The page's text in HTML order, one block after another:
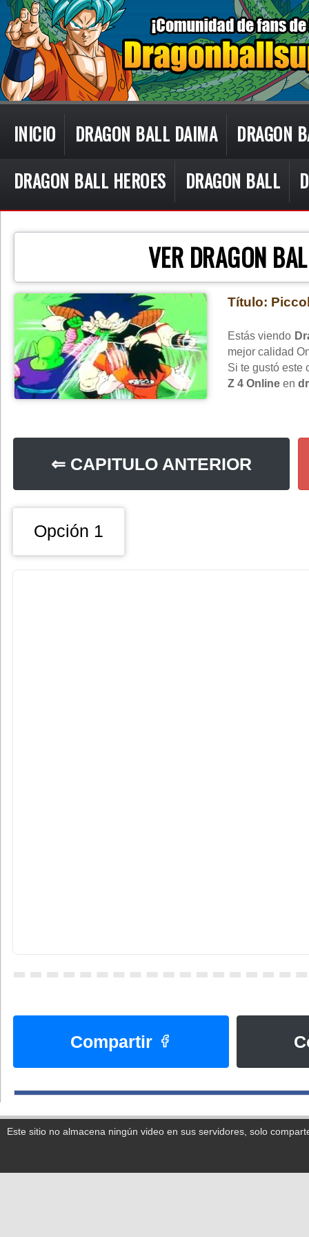
INICIO DRAGON BALL DAIMA
DRAGON
DRAGON BALL HEROES
DRAGON BALL
CON
VER DRAGON
Título:
Estás viendo
mejor calidad
Si te gustó este
Z 4 Online en
⇐ CAPITULO ANTERIOR
Opción 1
Compartir
Este sitio no almacena ningún video en sus servidores, solo